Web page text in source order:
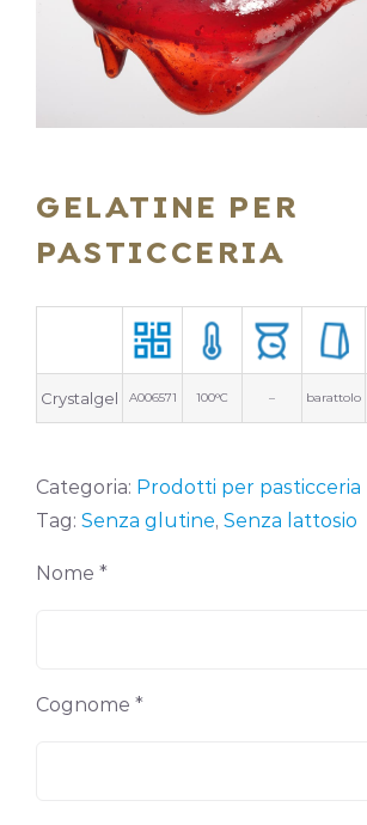
GELATINE PER
PASTICCERIA
Crystalgel A006571 100°C – barattolo
Categoria: Prodotti per pasticceria
Tag: Senza glutine, Senza lattosio
Nome *
Cognome *